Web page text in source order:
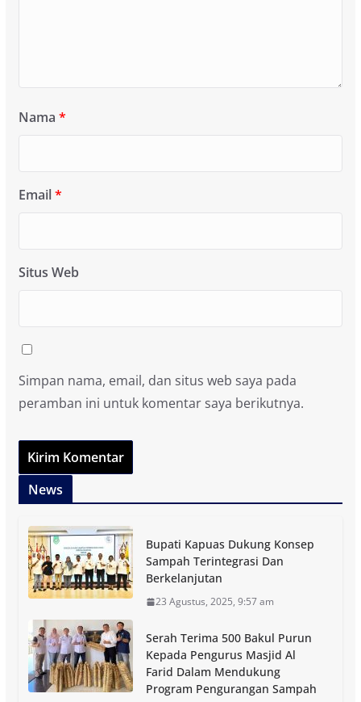
Nama *
Email*
Situs Web
Simpan nama, email, dan situs web saya pada
peramban ini untuk komentar saya berikutnya.
News
Bupati Kapuas Dukung Konsep
Sampah Terintegrasi Dan
Berkelanjutan
23 Agustus, 2025, 9:57 am
Serah Terima 500 Bakul Purun
Kepada Pengurus Masjid Al
Farid Dalam Mendukung
Program Pengurangan Sampah